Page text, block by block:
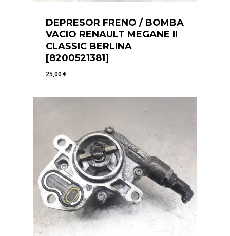
DEPRESOR FRENO / BOMBA
VACIO RENAULT MEGANE II
CLASSIC BERLINA
[8200521381]
25,00€